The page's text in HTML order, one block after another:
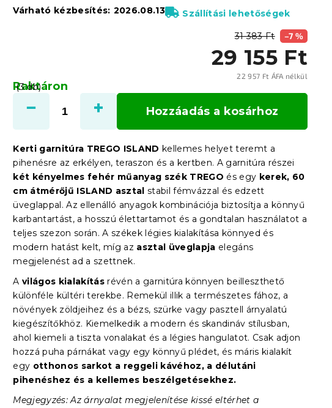
31 383 Ft –7 %
29 155 Ft
22 957 Ft ÁFA nélkül
Raktáron
(3 db)
Várható kézbesítés: 2026.08.13 Szállítási lehetőségek
Hozzáadás a kosárhoz
Kerti garnitúra TREGO ISLAND kellemes helyet teremt a
pihenésre az erkélyen, teraszon és a kertben. A garnitúra részei
két kényelmes fehér műanyag szék TREGO és egy kerek, 60
cm átmérőjű ISLAND asztal stabil fémvázzal és edzett
üveglappal. Az ellenálló anyagok kombinációja biztosítja a könnyű
karbantartást, a hosszú élettartamot és a gondtalan használatot a
teljes szezon során. A székek légies kialakítása könnyed és
modern hatást kelt, míg az asztal üveglapja elegáns
megjelenést ad a szettnek.
Avilágos kialakítás révén a garnitúra könnyen beilleszthető
különféle kültéri terekbe. Remekül illik a természetes fához, a
növények zöldjeihez és a bézs, szürke vagy pasztell árnyalatú
kiegészítőkhöz. Kiemelkedik a modern és skandináv stílusban,
ahol kiemeli a tiszta vonalakat és a légies hangulatot. Csak adjon
hozzá puha párnákat vagy egy könnyű plédet, és máris kialakít
egy otthonos sarkot a reggeli kávéhoz, a délutáni
pihenéshez és a kellemes beszélgetésekhez.
Megjegyzés: Az árnyalat megjelenítése kissé eltérhet a